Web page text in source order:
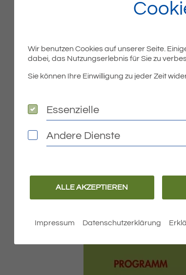
Wir benutzen Cookies auf unserer Seite.
dabei, das Nutzungserlebnis für Sie zu
Sie können Ihre Einwilligung zu jeder Zeit
Essenzielle
Essenzielle
Andere Dienste
Andere Dienste
ALLE AKZEPTIEREN
Impressum Datenschutzerklärung